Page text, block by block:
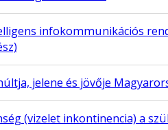
infokommunikációs
jelene és jövője
(vizelet inkontinencia) a